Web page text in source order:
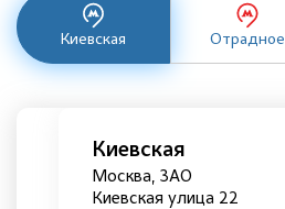
Киевская Отрадное
Киевская
Москва, ЗАО
Киевская улица 22